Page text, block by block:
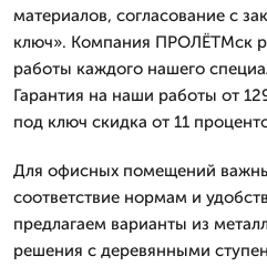
материалов, согласование с
ключ». Компания ПРОЛЁТМск
работы каждого нашего
Гарантия на наши работы от
под ключ скидка от 11
Для офисных помещений
соответствие нормам и
предлагаем варианты из
решения с деревянными